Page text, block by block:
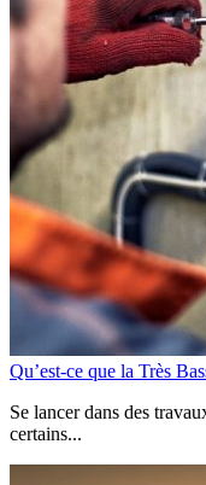
Qu’est-ce que la Très
Se lancer dans des
certains...